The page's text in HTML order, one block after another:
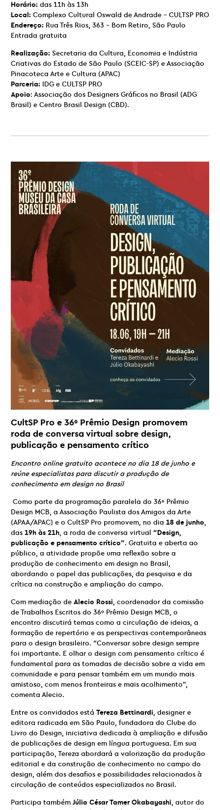
Horário: das 11h às 13h
Local: Complexo Cultural Oswald de Andrade – CULTSP PRO
Endereço: Rua Três Rios, 363 – Bom Retiro, São Paulo
Entrada gratuita
Realização: Secretaria da Cultura, Economia e Indústria
Criativas do Estado de São Paulo (SCEIC-SP) e Associação
Pinacoteca Arte e Cultura (APAC)
Parceria: IDG e CULTSP PRO
Apoio: Associação dos Designers Gráficos no Brasil (ADG
Brasil) e Centro Brasil Design (CBD).
CultSP Pro e 36º Prêmio Design promovem
roda de conversa virtual sobre design,
publicação e pensamento crítico
Encontro online gratuito acontece no dia 18 de junho e
reúne especialistas para discutir a produção de
conhecimento em design no Brasil
Como parte da programação paralela do 36º Prêmio
Design MCB, a Associação Paulista dos Amigos da Arte
(APAA/APAC) e o CultSP Pro promovem, no dia 18 de junho,
das 19h às 21h, a roda de conversa virtual “Design,
publicação e pensamento crítico”. Gratuita e aberta ao
público, a atividade propõe uma reflexão sobre a
produção de conhecimento em design no Brasil,
abordando o papel das publicações, da pesquisa e da
crítica na construção e ampliação do campo.
Com mediação de Alecio Rossi, coordenador da comissão
de Trabalhos Escritos do 36º Prêmio Design MCB, o
encontro discutirá temas como a circulação de ideias, a
formação de repertório e as perspectivas contemporâneas
para o design brasileiro. “Conversar sobre design sempre
foi importante. E olhar o design com pensamento crítico é
fundamental para as tomadas de decisão sobre a vida em
comunidade e para pensar também em um mundo mais
amistoso, com menos fronteiras e mais acolhimento”,
comenta Alecio.
Entre os convidados está Tereza Bettinardi, designer e
editora radicada em São Paulo, fundadora do Clube do
Livro do Design, iniciativa dedicada à ampliação e difusão
de publicações de design em língua portuguesa. Em sua
participação, Tereza abordará a valorização da produção
editorial e da construção de conhecimento no campo do
design, além dos desafios e possibilidades relacionados à
circulação de conteúdos especializados no Brasil.
Participa também Júlio César Tamer Okabayashi, autor do